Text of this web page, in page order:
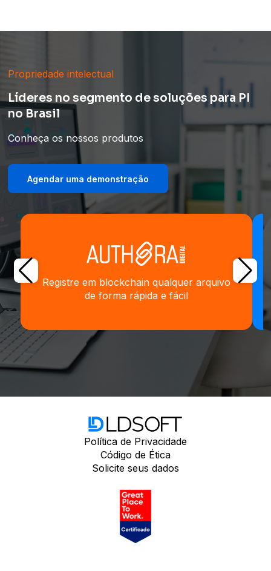
Propriedade intelectual
Líderes no segmento de soluções para PI
no Brasil
Conheça os nossos produtos
Agendar uma demonstração
Registre em blockchain qualquer arquivo
de forma rápida e fácil
Política de Privacidade
Código de Ética
Solicite seus dados